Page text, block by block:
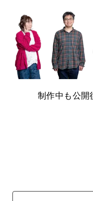
制作中も公開